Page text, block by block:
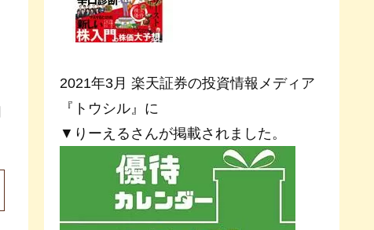
2021年3月 楽天証券の投資情報メディア
『トウシル』に
▼りーえるさんが掲載されました。